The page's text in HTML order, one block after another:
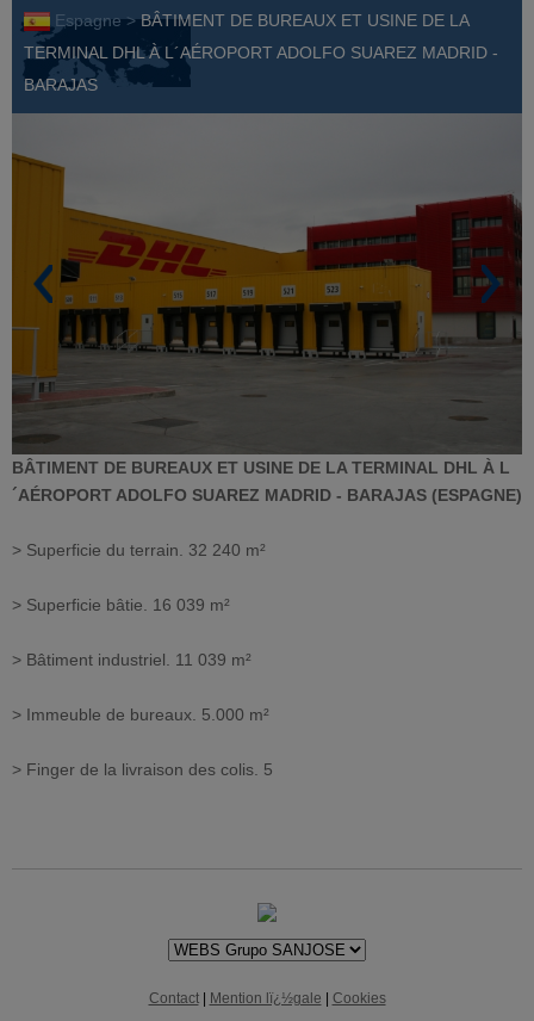
Espagne >BÂTIMENT DE BUREAUX ET USINE DE LA
TERMINAL DHL À L´AÉROPORT ADOLFO SUAREZ MADRID -
BARAJAS
BÂTIMENT DE BUREAUX ET USINE DE LA TERMINAL DHL À L
´AÉROPORT ADOLFO SUAREZ MADRID - BARAJAS (ESPAGNE)
> Superficie du terrain. 32 240 m²
> Superficie bâtie. 16 039 m²
> Bâtiment industriel. 11 039 m²
> Immeuble de bureaux. 5.000 m²
> Finger de la livraison des colis. 5
Contact| Mention lï¿½gale Cookies